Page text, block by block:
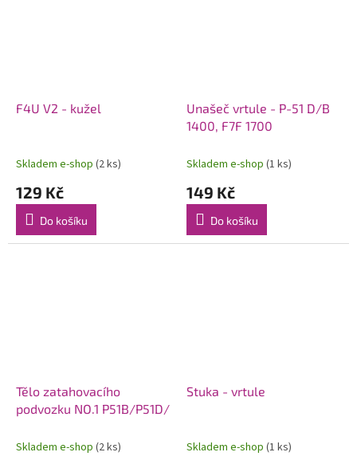
F4U V2 - kužel
Skladem e-shop (2 ks)
129 Kč
Do košíku
Unašeč vrtule - P-51 D/B
1400, F7F 1700
Skladem e-shop (1 ks)
149 Kč
Do košíku
Tělo zatahovacího
podvozku NO.1 P51B/P51D/
Skladem e-shop (2 ks)
Stuka - vrtule
Skladem e-shop (1 ks)